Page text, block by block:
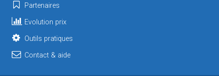
Partenaires
Evolution prix
Outils pratiques
Contact & aide